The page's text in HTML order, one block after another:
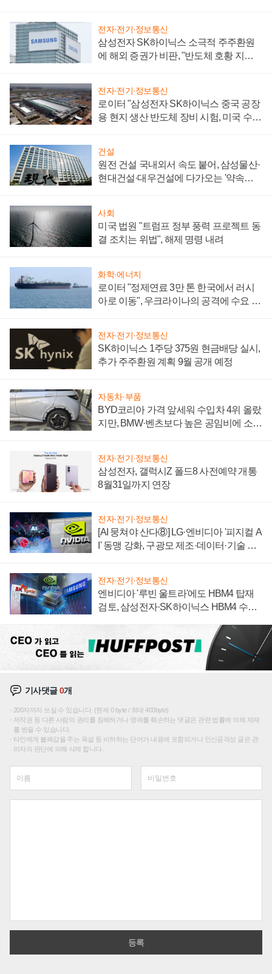
전자·전기·정보통신
삼성전자 SK하이닉스 소극적 주주환원
에 해외 증권가 비판, "반도체 호황 지속
전자·전기·정보통신
로이터 "삼성전자 SK하이닉스 중국 공장
용 현지 생산 반도체 장비 시험, 미국 수출
건설
원전 건설 국내외서 속도 붙어, 삼성물산·
현대건설·대우건설에 다가오는 '약속의
사회
미국 법원 "트럼프 정부 풍력 프로젝트 동
결 조치는 위법", 해제 명령 내려
화학·에너지
로이터 "정제연료 3만 톤 한국에서 러시
아로 이동", 우크라이나의 공격에 수요 늘
전자·전기·정보통신
SK하이닉스 1주당 375원 현금배당 실시,
추가 주주환원 계획 9월 공개 예정
자동차·부품
BYD코리아 가격 앞세워 수입차 4위 올랐
지만, BMW·벤츠보다 높은 공임비에 소비
전자·전기·정보통신
삼성전자, 갤럭시Z 폴드8 사전예약 개통
8월31일까지 연장
전자·전기·정보통신
[AI 뭉쳐야 산다⑧] LG·엔비디아 '피지컬 A
I' 동맹 강화, 구광모 제조·데이터·기술 결
전자·전기·정보통신
엔비디아 '루빈 울트라'에도 HBM4 탑재
검토, 삼성전자·SK하이닉스 HBM4 수율
기사댓글0개
200자까지 쓰실 수 있습니다. (현재 0 byte / 최대 400byte)
저작권 등 다른 사람의 권리를 침해하거나 명예를 훼손하는 댓글은 관련 법률에 의해 제재
를 받을 수 있습니다.
타인에게 불쾌감을 주는 욕설 등 비하하는 단어가 내용에 포함되거나 인신공격성 글은 관
리자의 판단에 의해 삭제 합니다.